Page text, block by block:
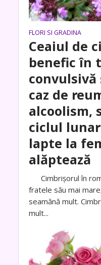
FLORI SI GRADINA
Ceaiul de
benefic în
caz de
alcoolism,
ciclul
lapte la
alăptează
Cimbrişorul în
fratele său mai
seamănă mult.
mult...